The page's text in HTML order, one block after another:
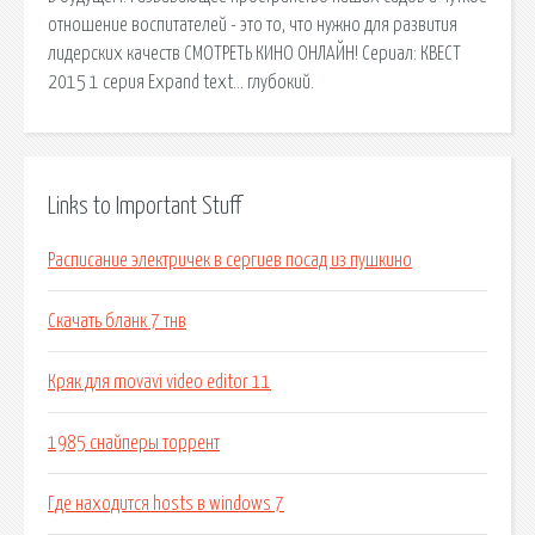
отношение воспитателей - это то, что нужно для развития
лидерских качеств СМОТРЕТЬ КИНО ОНЛАЙН! Сериал: КВЕСТ
2015 1 серия Expand text… глубокий.
Links to Important Stuff
Расписание электричек в сергиев посад из пушкино
Скачать бланк 7 тнв
Кряк для movavi video editor 11
1985 снайперы торрент
Где находится hosts в windows 7